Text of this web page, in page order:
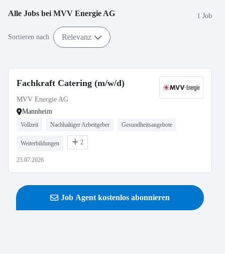
Alle Jobs bei MVV Energie AG 1 Job
Sortieren nach Relevanz
Fachkraft Catering (m/w/d)
MVV Energie AG
Mannheim
Vollzeit Nachhaltiger Arbeitgeber Gesundheitsangebote
Weiterbildungen 2
23.07.2026
Job Agent kostenlos abonnieren